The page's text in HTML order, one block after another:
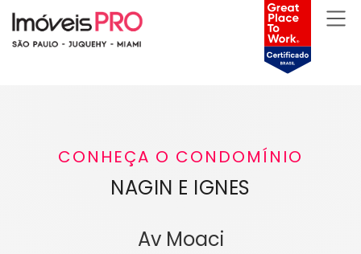
CONHEÇA O CONDOMÍNIO
NAGIN E IGNES
Av Moaci